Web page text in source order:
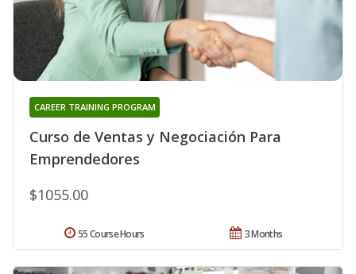
Curso de Ventas y Negociación Para
Emprendedores
CAREER TRAINING PROGRAM
$1055.00
3 Months
55 Course Hours